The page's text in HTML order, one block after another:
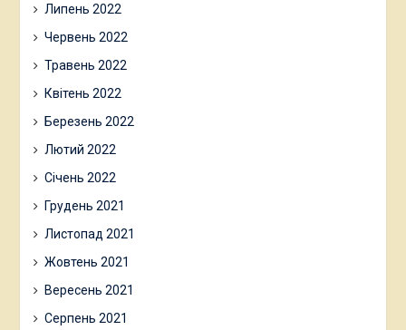
Липень 2022
Червень 2022
Травень 2022
Квітень 2022
Березень 2022
Лютий 2022
Січень 2022
Грудень 2021
Листопад 2021
Жовтень 2021
Вересень 2021
Серпень 2021